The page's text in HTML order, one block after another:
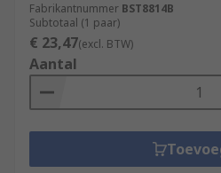
Fabrikantnummer BST8814B
Subtotaal (1 paar)
€ 23,47(excl. BTW)
Aantal